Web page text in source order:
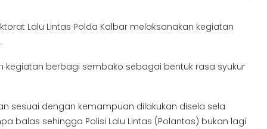
Lalu Lintas Polda Kalbar melaksanakan kegiatan
kegiatan berbagi sembako sebagai bentuk rasa syukur
sesuai dengan kemampuan dilakukan disela sela
balas sehingga Polisi Lalu Lintas (Polantas) bukan lagi